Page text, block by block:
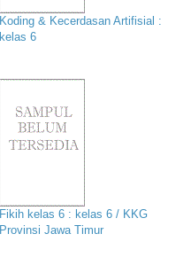
Koding & Kecerdasan Artifisial :
kelas 6
Fikih kelas 6 : kelas 6 / KKG
Provinsi Jawa Timur